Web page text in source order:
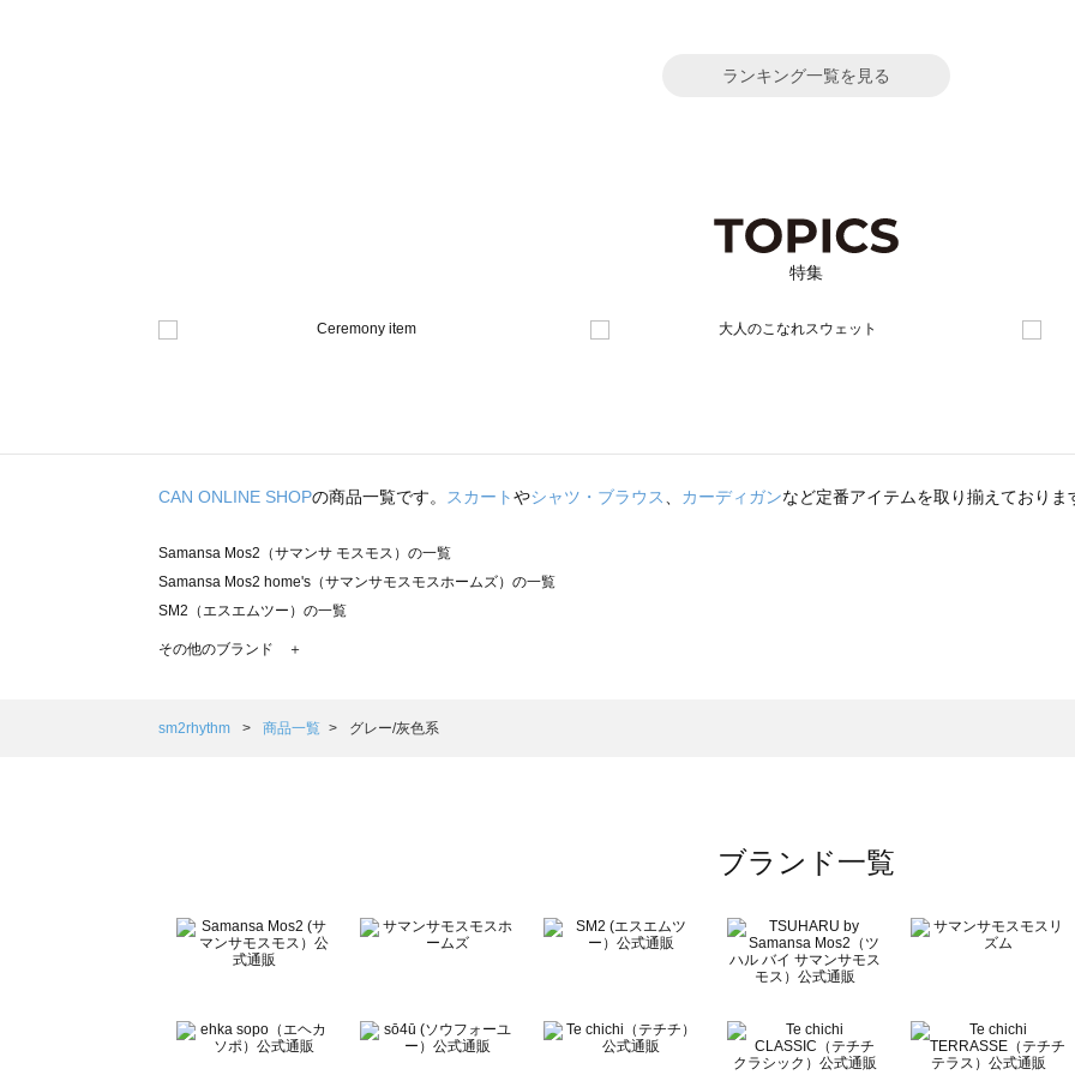
ランキング一覧を見る
特集
CAN ONLINE SHOPの商品一覧です。 スカートやシャツ・ブラウス、 カーディガンなど定番アイテムを取り揃えておりま
Samansa Mos2（サマンサ モスモス）の一覧
Samansa Mos2 home's（サマンサモスモスホームズ）の一覧
SM2（エスエムツー）の一覧
TSUHARU by Samansa Mos2（ツハルバイサマンサモスモス）の一覧
Samansa Mos2 Lagom（サマンサモスモス ラーゴム）の一覧
BETTY'S BLUE（べティーズブルー）の一覧
Wpc.（ワールドパーティー）の一覧
その他のブランド ＋
sm2rhythm 商品一覧 グレー/灰色系
ブランド一覧